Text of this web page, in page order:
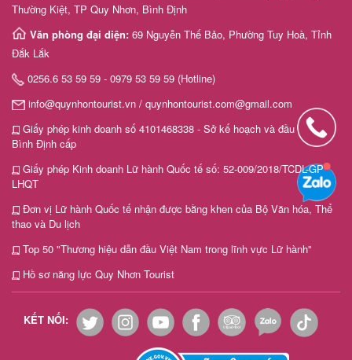
Thường Kiệt, TP Quy Nhơn, Bình Định
Văn phòng đại diện: 69 Nguyễn Thế Bảo, Phường Tuy Hoà, Tỉnh
Đắk Lắk
0256.6 53 59 59 - 0979 53 59 59 (Hotline)
info@quynhontourist.vn / quynhontourist.com@gmail.com
Giấy phép kinh doanh số 4101468338 - Sở kế hoạch và đầu tư tỉnh
Bình Định cấp
Giấy phép Kinh doanh Lữ hành Quốc tế số: 52-009/2018/TCDL-GP
LHQT
Đơn vị Lữ hành Quốc tế nhận được bằng khen của Bộ Văn hóa, Thể
thao và Du lịch
Top 50 "Thương hiệu dẫn đầu Việt Nam trong lĩnh vực Lữ hành"
Hồ sơ năng lực Quy Nhơn Tourist
KẾT NỐI: